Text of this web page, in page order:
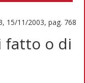
15/11/2003, pag. 768
fatto o di